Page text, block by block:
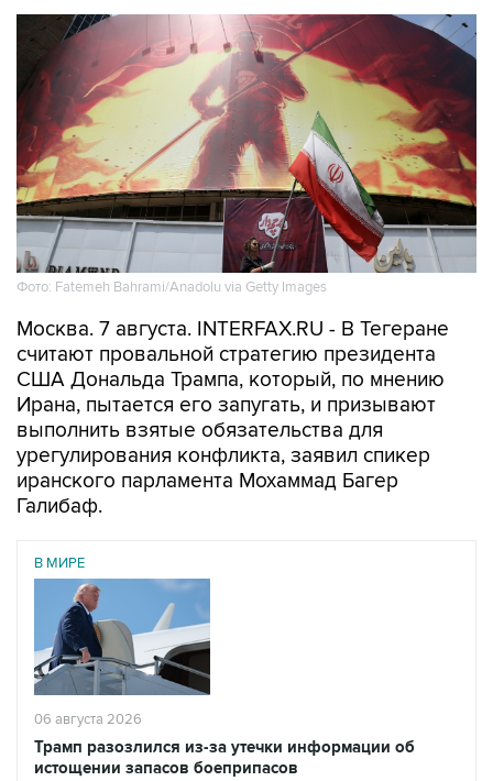
Фото: Fatemeh Bahrami/Anadolu via Getty Images
Москва. 7 августа. INTERFAX.RU - В Тегеране
считают провальной стратегию президента
США Дональда Трампа, который, по мнению
Ирана, пытается его запугать, и призывают
выполнить взятые обязательства для
урегулирования конфликта, заявил спикер
иранского парламента Мохаммад Багер
Галибаф.
В МИРЕ
06 августа 2026
Трамп разозлился из-за утечки информации об
истощении запасов боеприпасов